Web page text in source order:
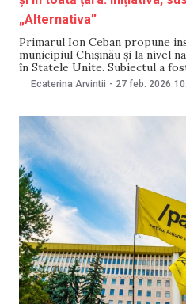
„Alternativa”
Primarul Ion Ceban propune
municipiul Chișinău și la nivel
în Statele Unite. Subiectul a
întâlniri cu reprezentanți ai
Ecaterina Arvintii - 27 feb. 2026